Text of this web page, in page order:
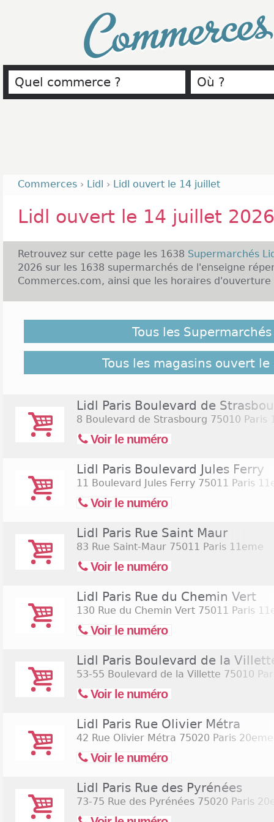
Commerces › Lidl › Lidl ouvert le 14 juillet
Lidl ouvert le 14 juillet 2026
Retrouvez sur cette page les 1638 Supermarchés
2026 sur les 1638 supermarchés de l'enseigne
Commerces.com, ainsi que les horaires
juillet 2026 ne soient pas répertoriés ici, cliquez
l'ensemble des supermarchés de l'enseigne
1638 Supermarchés Lidl
Tous les
Tous les magasins ouvert
Lidl Paris Boulevard de
8 Boulevard de Strasbourg 75010 Paris
Voir le numéro
Lidl Paris Boulevard Jules Ferry
11 Boulevard Jules Ferry 75011 Paris
Voir le numéro
Lidl Paris Rue Saint Maur
83 Rue Saint-Maur 75011 Paris 11eme
Voir le numéro
Lidl Paris Rue du Chemin Vert
130 Rue du Chemin Vert 75011 Paris
Voir le numéro
Lidl Paris Boulevard de la
53-55 Boulevard de la Villette 75010
Voir le numéro
Lidl Paris Rue Olivier Métra
42 Rue Olivier Métra 75020 Paris 20eme
Voir le numéro
Lidl Paris Rue des Pyrénées
73-75 Rue des Pyrénées 75020 Paris